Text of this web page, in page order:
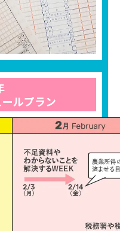
ルプラン